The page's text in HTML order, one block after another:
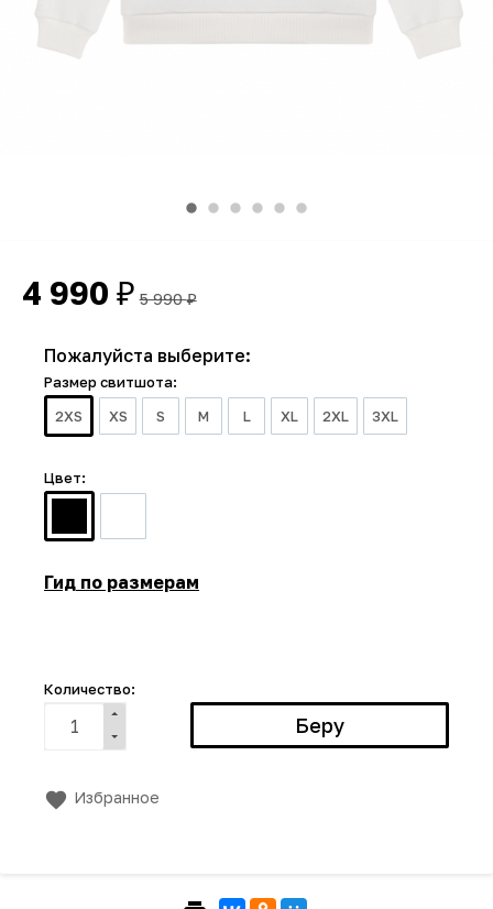
4 990 ₽ 5 990₽
Пожалуйста выберите:
Размер свитшота:
2XS
XS S M L XL 2XL 3XL
Цвет:
Гид по размерам
Количество:
Избранное